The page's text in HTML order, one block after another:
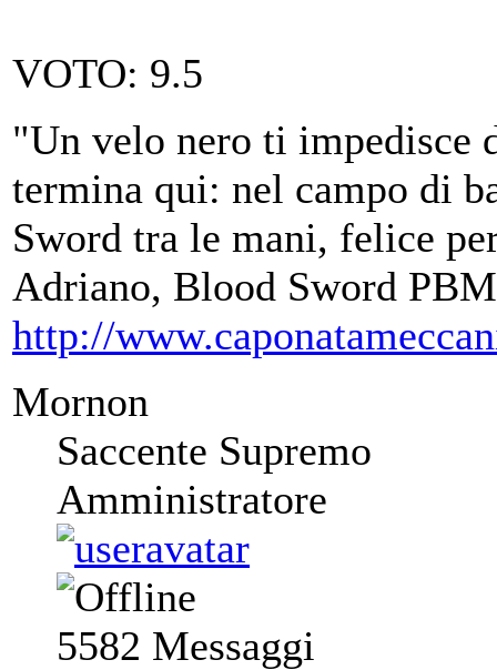
VOTO: 9.5
"Un velo nero ti impedisce
termina qui: nel campo di
Sword tra le mani, felice
Adriano, Blood Sword PBM
http://
Mornon
Saccente Supremo
Amministratore
5582 Messaggi